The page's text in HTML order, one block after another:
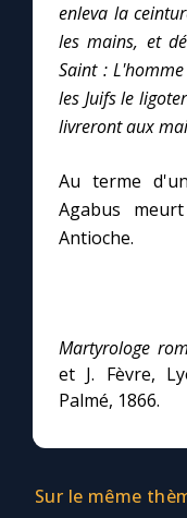
Les premiers
Marie qui défait
Mes intentions
Une neuvaine
enleva la
les mains, et
Saint :
les Juifs le
livreront aux
Au terme
Agabus
Antioche.
Martyrologe
et J. Fèvre,
Palmé, 1866.
Sur le même